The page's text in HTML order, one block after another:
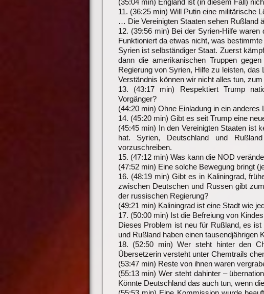
11. (36:25 min) Will Putin eine militärische
… Die Vereinigten Staaten sehen Rußland
12. (39:56 min) Bei der Syrien-Hilfe
Funktioniert da etwas nicht, was
Syrien ist selbständiger Staat. Zuerst
dann die amerikanischen Truppen
Regierung von Syrien, Hilfe zu leisten,
Verständnis können wir nicht alles tun,
13. (43:17 min) Respektiert Trump
Vorgänger?
(44:20 min) Ohne Einladung in ein
14. (45:20 min) Gibt es seit Trump eine
(45:45 min) In den Vereinigten Staaten ist
hat. Syrien, Deutschland und
vorzuschreiben.
15. (47:12 min) Was kann die NOD
(47:52 min) Eine solche Bewegung bringt
16. (48:19 min) Gibt es in Kaliningrad,
zwischen Deutschen und Russen gibt
der russischen Regierung?
(49:21 min) Kaliningrad ist eine Stadt wie
17. (50:00 min) Ist die Befreiung von
Dieses Problem ist neu für Rußland, es
und Rußland haben einen tausendjährigen
18. (52:50 min) Wer steht hinter den
Übersetzerin versteht unter Chemtrails
(53:47 min) Reste von ihnen waren
(55:13 min) Wer steht dahinter –
Könnte Deutschland das auch tun, wenn